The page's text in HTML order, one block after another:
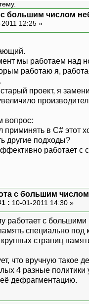
с большим числом
12:25 »
мы работаем над
работаю я,
проект, я
вопрос:
приминять в С# этот
другие подходы?
работает с
с большим
: 10-01-2011 14:30 »
работает с
специально
страниц
что вручную такое
4 разные политики
дефрагментацию.